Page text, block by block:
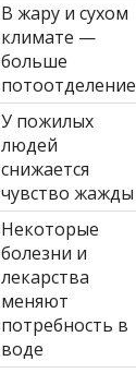
В жару и сухом
климате —
больше
потоотделение
У пожилых
людей
снижается
чувство жажды
Некоторые
болезни и
лекарства
меняют
потребность в
воде